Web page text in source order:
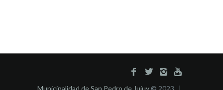
Municipalidad de San Pedro de Jujuy © 2023 |